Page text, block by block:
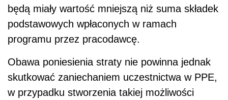
będą miały wartość mniejszą niż suma składek
podstawowych wpłaconych w ramach
programu przez pracodawcę.
Obawa poniesienia straty nie powinna jednak
skutkować zaniechaniem uczestnictwa w PPE,
w przypadku stworzenia takiej możliwości